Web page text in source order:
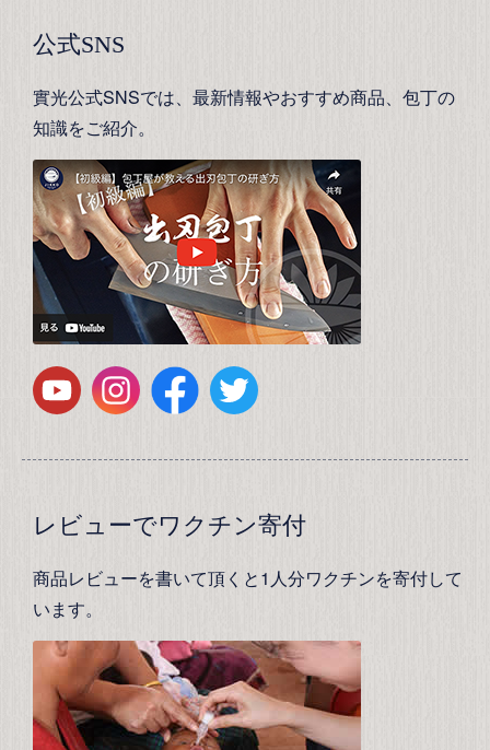
公式SNS
實光公式SNSでは、最新情報やおすすめ商品、包丁の
知識をご紹介。
レビューでワクチン寄付
商品レビューを書いて頂くと1人分ワクチンを寄付して
います。